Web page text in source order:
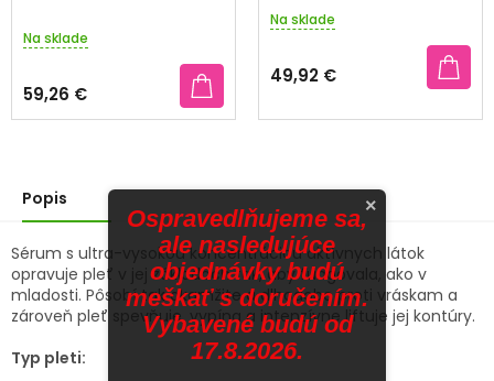
Na sklade
59,26 €
Priemerné
produktu
je
z
Na sklade
49,92 €
Popis
Sérum s ultra-vysokou koncentráciou aktívnych látok
opravuje pleť v jej základoch tak, aby fungovala, ako v
mladosti. Pôsobí tak okamžite a dlhodobo proti vráskam a
zároveň pleť spevňuje, vypína a intenzívne liftuje jej kontúry.
Typ pleti:
×
Ospravedlňujeme sa,
ale nasledujúce
objednávky budú
meškať s doručením.
Vybavené budú od
17.8.2026.